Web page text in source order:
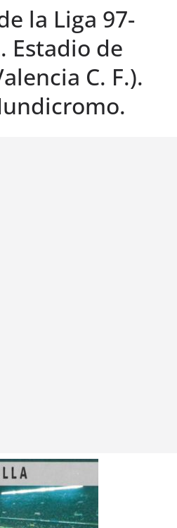
la Liga 97-
Estadio de
C. F.).